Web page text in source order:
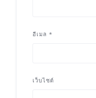
อีเมล *
เว็บไซต์